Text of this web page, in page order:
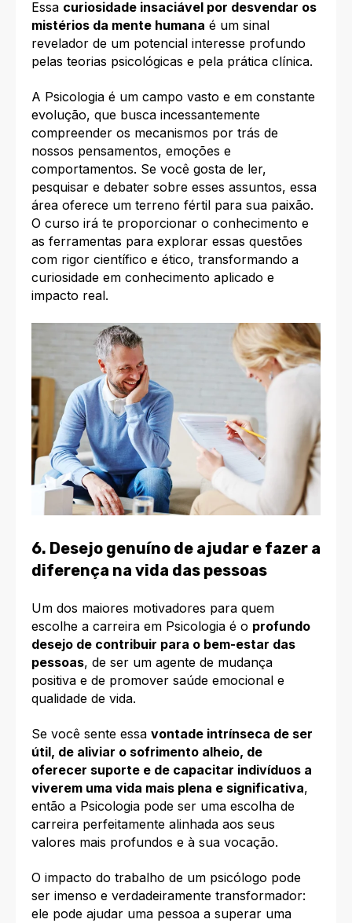
Essa curiosidade insaciável por desvendar os
mistérios da mente humana é um sinal
revelador de um potencial interesse profundo
pelas teorias psicológicas e pela prática clínica.
A Psicologia é um campo vasto e em constante
evolução, que busca incessantemente
compreender os mecanismos por trás de
nossos pensamentos, emoções e
comportamentos. Se você gosta de ler,
pesquisar e debater sobre esses assuntos, essa
área oferece um terreno fértil para sua paixão.
O curso irá te proporcionar o conhecimento e
as ferramentas para explorar essas questões
com rigor científico e ético, transformando a
curiosidade em conhecimento aplicado e
impacto real.
6. Desejo genuíno de ajudar e fazer a
diferença na vida das pessoas
Um dos maiores motivadores para quem
escolhe a carreira em Psicologia é o profundo
desejo de contribuir para o bem-estar das
pessoas, de ser um agente de mudança
positiva e de promover saúde emocional e
qualidade de vida.
Se você sente essa vontade intrínseca de ser
útil, de aliviar o sofrimento alheio, de
oferecer suporte e de capacitar indivíduos a
viverem uma vida mais plena e significativa,
então a Psicologia pode ser uma escolha de
carreira perfeitamente alinhada aos seus
valores mais profundos e à sua vocação.
O impacto do trabalho de um psicólogo pode
ser imenso e verdadeiramente transformador:
ele pode ajudar uma pessoa a superar uma